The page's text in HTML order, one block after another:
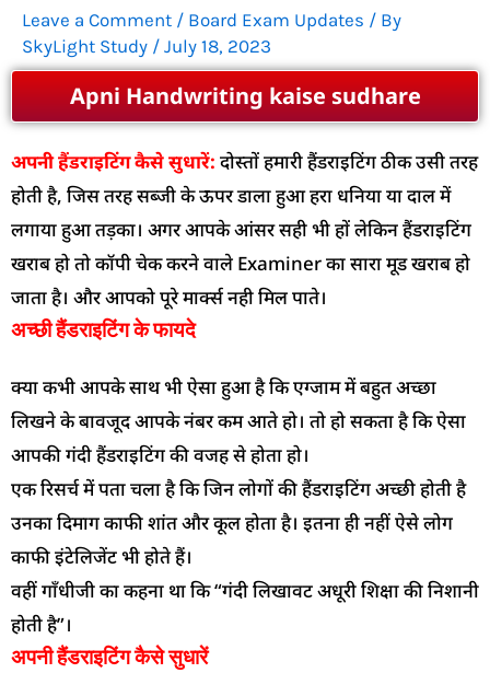
Leave a Comment / Board Exam Updates / By
SkyLight Study / July 18, 2023
Apni Handwriting kaise sudhare
अपनी हैंडराइटिंग कैसे सुधारें: दोस्तों हमारी हैंडराइटिंग ठीक उसी तरह
होती है, जिस तरह सब्जी के ऊपर डाला हुआ हरा धनिया या दाल में
लगाया हुआ तड़का। अगर आपके आंसर सही भी हों लेकिन हैंडराइटिंग
खराब हो तो कॉपी चेक करने वाले Examiner का सारा मूड खराब हो
जाता है। और आपको पूरे मार्क्स नही मिल पाते।
अच्छी हैंडराइटिंग के फायदे
क्या कभी आपके साथ भी ऐसा हुआ है कि एग्जाम में बहुत अच्छा
लिखने के बावजूद आपके नंबर कम आते हो। तो हो सकता है कि ऐसा
आपकी गंदी हैंडराइटिंग की वजह से होता हो।
एक रिसर्च में पता चला है कि जिन लोगों की हैंडराइटिंग अच्छी होती है
उनका दिमाग काफी शांत और कूल होता है। इतना ही नहीं ऐसे लोग
काफी इंटेलिजेंट भी होते हैं।
वहीं गाँधीजी का कहना था कि “गंदी लिखावट अधूरी शिक्षा की निशानी
होती है”।
अपनी हैंडराइटिंग कैसे सुधारें